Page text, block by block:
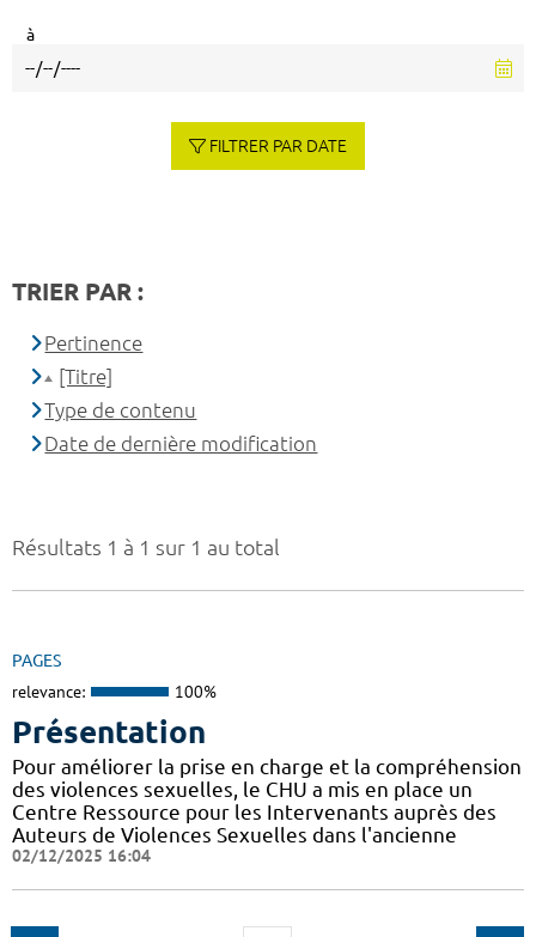
Résultats 1 à 1 sur 1 au total
PAGES
relevance: 100%
Présentation
Pour améliorer la prise en charge et la compréhension
des violences sexuelles, le CHU a mis en place un
Centre Ressource pour les Intervenants auprès des
Auteurs de Violences Sexuelles dans l'ancienne
02/12/2025 16:04
à
FILTRER PAR DATE
TRIER PAR :
Pertinence
[Titre]
Type de contenu
Date de dernière modification